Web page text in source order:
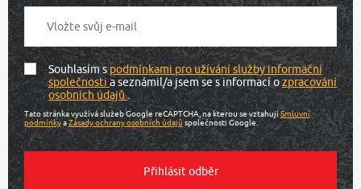
Souhlasím spodmínkami pro užívání služby informační
společnostia seznámil/a jsem se s informací ozpracování
osobních údajů.
Tato stránka využívá služeb Google reCAPTCHA, na kterou se vztahujíSmluvní
podmínkyaZásady ochrany osobních údajů společnosti Google.